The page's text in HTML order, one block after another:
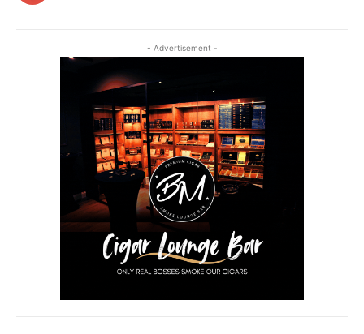
- Advertisement -